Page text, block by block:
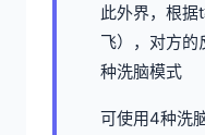
此外界，根据
飞），对方的
种洗脑模式
可使用4种洗